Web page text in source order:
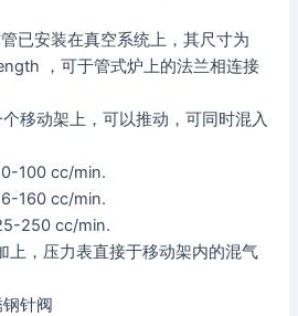
已安装在真空系统上，其尺寸为
，可于管式炉上的法兰相连接
移动架上，可以推动，可同时混入
100 cc/min.
160 cc/min.
250 cc/min.
上，压力表直接于移动架内的混气
针阀